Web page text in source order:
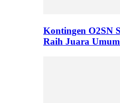
Kontingen O2SN
Raih Juara